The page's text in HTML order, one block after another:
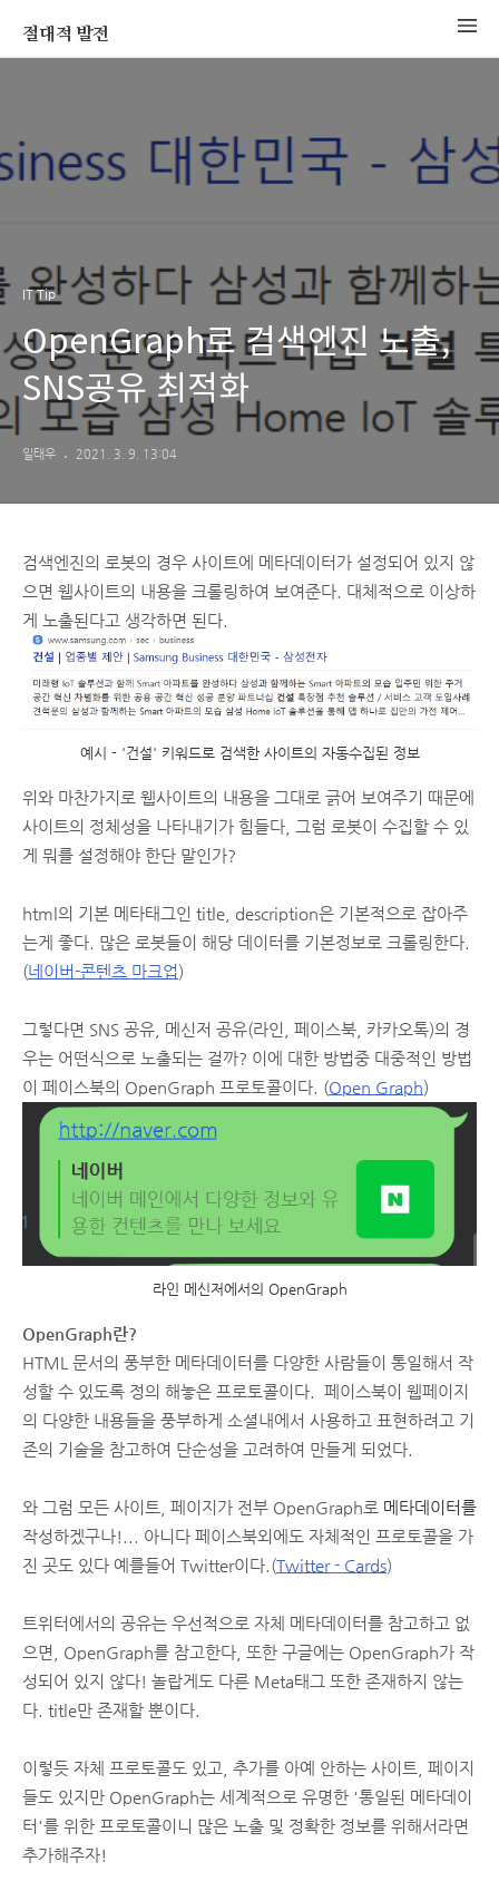
절대적 발전
IT Tip
OpenGraph로 검색엔진 노출,
SNS공유 최적화
일태우 2021. 3. 9. 13:04
검색엔진의 로봇의 경우 사이트에 메타데이터가 설정되어 있지 않
으면 웹사이트의 내용을 크롤링하여 보여준다. 대체적으로 이상하
게 노출된다고 생각하면 된다.
예시 - '건설' 키워드로 검색한 사이트의 자동수집된 정보
위와 마찬가지로 웹사이트의 내용을 그대로 긁어 보여주기 때문에
사이트의 정체성을 나타내기가 힘들다, 그럼 로봇이 수집할 수 있
게 뭐를 설정해야 한단 말인가?
html의 기본 메타태그인 title, description은 기본적으로 잡아주
는게 좋다. 많은 로봇들이 해당 데이터를 기본정보로 크롤링한다.
(네이버-콘텐츠 마크업)
그렇다면 SNS 공유, 메신저 공유(라인, 페이스북, 카카오톡)의 경
우는 어떤식으로 노출되는 걸까? 이에 대한 방법중 대중적인 방법
이 페이스북의 OpenGraph 프로토콜이다. (Open Graph)
라인 메신저에서의 OpenGraph
OpenGraph란?
HTML 문서의 풍부한 메타데이터를 다양한 사람들이 통일해서 작
성할 수 있도록 정의 해놓은 프로토콜이다. 페이스북이 웹페이지
의 다양한 내용들을 풍부하게 소셜내에서 사용하고 표현하려고 기
존의 기술을 참고하여 단순성을 고려하여 만들게 되었다.
와 그럼 모든 사이트, 페이지가 전부 OpenGraph로 메타데이터를
작성하겠구나!... 아니다 페이스북외에도 자체적인 프로토콜을 가
진 곳도 있다 예를들어 Twitter이다.(Twitter - Cards)
트위터에서의 공유는 우선적으로 자체 메타데이터를 참고하고 없
으면, OpenGraph를 참고한다, 또한 구글에는 OpenGraph가 작
성되어 있지 않다! 놀랍게도 다른 Meta태그 또한 존재하지 않는
다. title만 존재할 뿐이다.
이렇듯 자체 프로토콜도 있고, 추가를 아예 안하는 사이트, 페이지
들도 있지만 OpenGraph는 세계적으로 유명한 '통일된 메타데이
터'를 위한 프로토콜이니 많은 노출 및 정확한 정보를 위해서라면
추가해주자!